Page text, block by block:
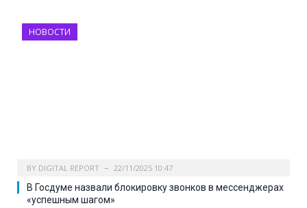
НОВОСТИ
BY DIGITAL REPORT 22/11/2025 10:47
В Госдуме назвали блокировку звонков в мессенджерах
«успешным шагом»